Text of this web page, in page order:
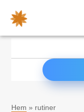
Hem » rutiner